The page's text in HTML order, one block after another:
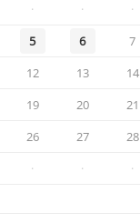
· · ·
5 6 7
12 13 14
19 20 21
26 27 28
· · ·